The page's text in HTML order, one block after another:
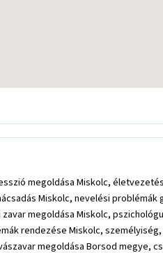
megoldása Miskolc,
Miskolc, nevelési
megoldása Miskolc,
rendezése Miskolc,
megoldása Borsod